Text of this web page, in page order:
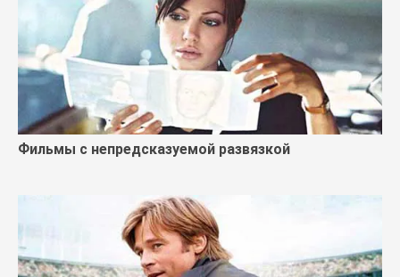
Фильмы с непредсказуемой развязкой